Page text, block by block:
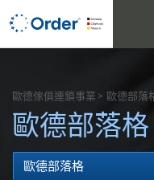
歐德傢俱連鎖事業 歐德部落
歐德部落格
歐德部落格